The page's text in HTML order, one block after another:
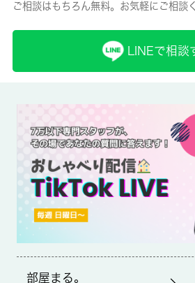
保険名/保険期間
SBI日本少額短期保険(月額800円)/-
賃貸区分/契約期間
定期借家権/2年
取引形態
ご相談はもちろん無料。お気軽にご相談
LINEで相談
部屋まる。